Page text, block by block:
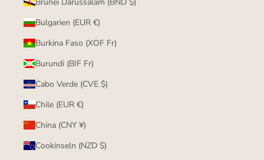
Brunei Darussalam (BND $)
Bulgarien (EUR €)
Burkina Faso (XOF Fr)
Burundi (BIF Fr)
Cabo Verde (CVE $)
Chile (EUR €)
China (CNY ¥)
Cookinseln (NZD $)